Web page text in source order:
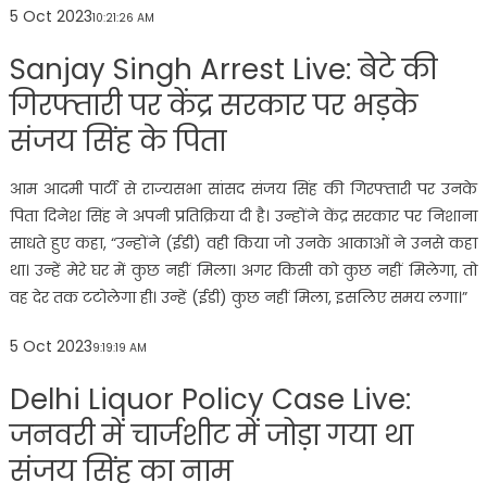
5 Oct 202310:21:26 AM
Sanjay Singh Arrest Live: बेटे की
गिरफ्तारी पर केंद्र सरकार पर भड़के
संजय सिंह के पिता
आम आदमी पार्टी से राज्यसभा सांसद संजय सिंह की गिरफ्तारी पर उनके
पिता दिनेश सिंह ने अपनी प्रतिक्रिया दी है। उन्होंने केंद्र सरकार पर निशाना
साधते हुए कहा, “उन्होंने (ईडी) वही किया जो उनके आकाओं ने उनसे कहा
था। उन्हें मेरे घर में कुछ नहीं मिला। अगर किसी को कुछ नहीं मिलेगा, तो
वह देर तक टटोलेगा ही। उन्हें (ईडी) कुछ नहीं मिला, इसलिए समय लगा।”
5 Oct 20239:19:19 AM
Delhi Liquor Policy Case Live:
जनवरी में चार्जशीट में जोड़ा गया था
संजय सिंह का नाम